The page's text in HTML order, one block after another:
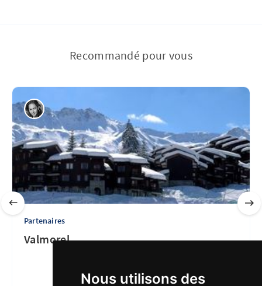
Nous utilisons des
Recommandé pour vous
Partenaires
Valmorel